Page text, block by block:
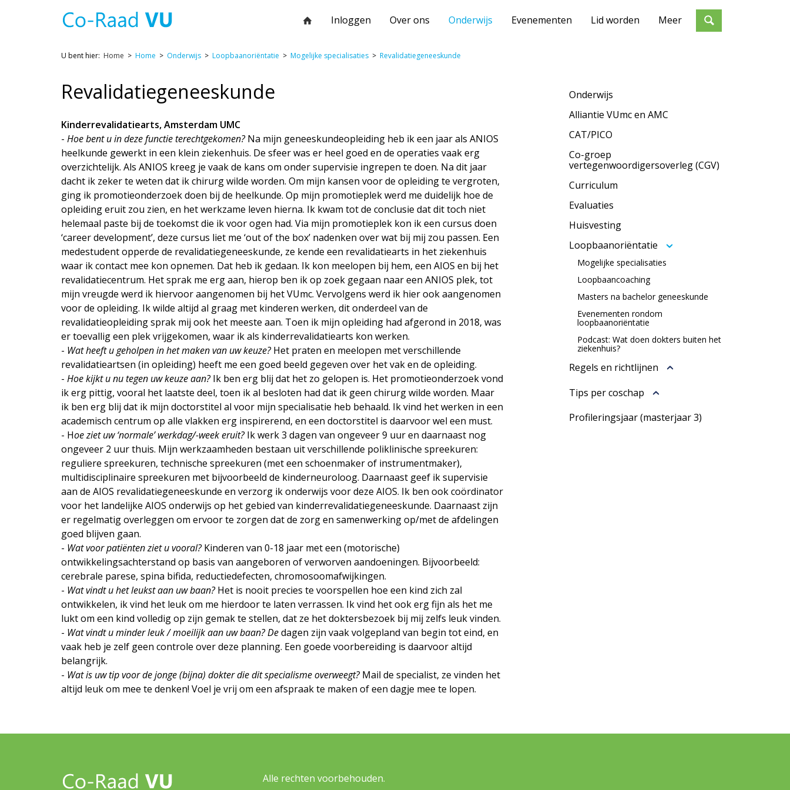
Inloggen Over ons Onderwijs Evenementen Lid worden Meer
U bent hier: Home Home Onderwijs Loopbaanoriëntatie Mogelijke specialisaties Revalidatiegeneeskunde
Revalidatiegeneeskunde
Kinderrevalidatiearts, Amsterdam UMC
- Hoe bent u in deze functie terechtgekomen?Na mijn geneeskundeopleiding heb ik een jaar als ANIOS
heelkunde gewerkt in een klein ziekenhuis. De sfeer was er heel goed en de operaties vaak erg
overzichtelijk. Als ANIOS kreeg je vaak de kans om onder supervisie ingrepen te doen. Na dit jaar
dacht ik zeker te weten dat ik chirurg wilde worden. Om mijn kansen voor de opleiding te vergroten,
ging ik promotieonderzoek doen bij de heelkunde. Op mijn promotieplek werd me duidelijk hoe de
opleiding eruit zou zien, en het werkzame leven hierna. Ik kwam tot de conclusie dat dit toch niet
helemaal paste bij de toekomst die ik voor ogen had. Via mijn promotieplek kon ik een cursus doen
‘career development’, deze cursus liet me ‘out of the box’ nadenken over wat bij mij zou passen. Een
medestudent opperde de revalidatiegeneeskunde, ze kende een revalidatiearts in het ziekenhuis
waar ik contact mee kon opnemen. Dat heb ik gedaan. Ik kon meelopen bij hem, een AIOS en bij het
revalidatiecentrum. Het sprak me erg aan, hierop ben ik op zoek gegaan naar een ANIOS plek, tot
mijn vreugde werd ik hiervoor aangenomen bij het VUmc. Vervolgens werd ik hier ook aangenomen
voor de opleiding. Ik wilde altijd al graag met kinderen werken, dit onderdeel van de
revalidatieopleiding sprak mij ook het meeste aan. Toen ik mijn opleiding had afgerond in 2018, was
er toevallig een plek vrijgekomen, waar ik als kinderrevalidatiearts kon werken.
- Wat heeft u geholpen in het maken van uw keuze?Het praten en meelopen met verschillende
revalidatieartsen (in opleiding) heeft me een goed beeld gegeven over het vak en de opleiding.
- Hoe kijkt u nu tegen uw keuze aan?Ik ben erg blij dat het zo gelopen is. Het promotieonderzoek vond
ik erg pittig, vooral het laatste deel, toen ik al besloten had dat ik geen chirurg wilde worden. Maar
ik ben erg blij dat ik mijn doctorstitel al voor mijn specialisatie heb behaald. Ik vind het werken in een
academisch centrum op alle vlakken erg inspirerend, en een doctorstitel is daarvoor wel een must.
- Hoe ziet uw ‘normale’ werkdag/-week eruit?Ik werk 3 dagen van ongeveer 9 uur en daarnaast nog
ongeveer 2 uur thuis. Mijn werkzaamheden bestaan uit verschillende poliklinische spreekuren:
reguliere spreekuren, technische spreekuren (met een schoenmaker of instrumentmaker),
multidisciplinaire spreekuren met bijvoorbeeld de kinderneuroloog. Daarnaast geef ik supervisie
aan de AIOS revalidatiegeneeskunde en verzorg ik onderwijs voor deze AIOS. Ik ben ook coördinator
voor het landelijke AIOS onderwijs op het gebied van kinderrevalidatiegeneeskunde. Daarnaast zijn
er regelmatig overleggen om ervoor te zorgen dat de zorg en samenwerking op/met de afdelingen
goed blijven gaan.
- Wat voor patiënten ziet u vooral?Kinderen van 0-18 jaar met een (motorische)
ontwikkelingsachterstand op basis van aangeboren of verworven aandoeningen. Bijvoorbeeld:
cerebrale parese, spina bifida, reductiedefecten, chromosoomafwijkingen.
- Wat vindt u het leukst aan uw baan?Het is nooit precies te voorspellen hoe een kind zich zal
ontwikkelen, ik vind het leuk om me hierdoor te laten verrassen. Ik vind het ook erg fijn als het me
lukt om een kind volledig op zijn gemak te stellen, dat ze het doktersbezoek bij mij zelfs leuk vinden.
- Wat vindt u minder leuk / moeilijk aan uw baan? Dedagen zijn vaak volgepland van begin tot eind, en
vaak heb je zelf geen controle over deze planning. Een goede voorbereiding is daarvoor altijd
belangrijk.
- Wat is uw tip voor de jonge (bijna) dokter die dit specialisme overweegt?Mail de specialist, ze vinden het
altijd leuk om mee te denken! Voel je vrij om een afspraak te maken of een dagje mee te lopen.
Onderwijs
Alliantie VUmc en AMC
CAT/PICO
Co-groep
vertegenwoordigersoverleg (CGV)
Curriculum
Evaluaties
Huisvesting
Loopbaanoriëntatie
Mogelijke specialisaties
Loopbaancoaching
Masters na bachelor geneeskunde
Evenementen rondom
loopbaanoriëntatie
Podcast: Wat doen dokters buiten het
ziekenhuis?
Regels en richtlijnen
⌄
Tips per coschap
⌄
Profileringsjaar (masterjaar 3)
Alle rechten voorbehouden.